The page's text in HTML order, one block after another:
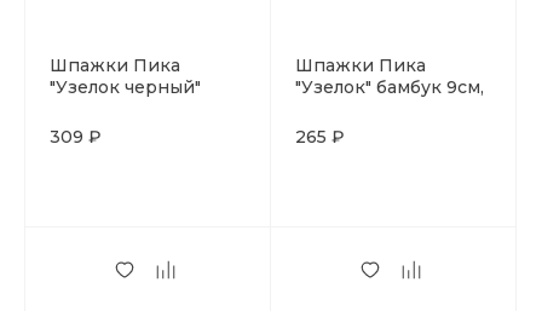
Шпажки Пика
"Узелок черный"
309 ₽
Шпажки Пика
"Узелок" бамбук 9см,
265 ₽